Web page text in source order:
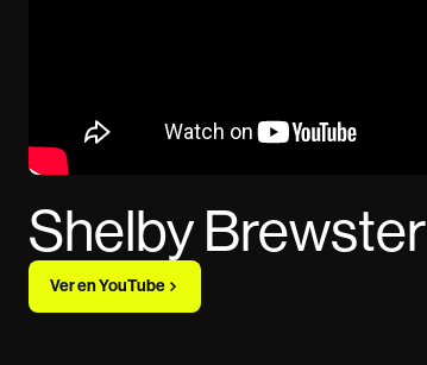
Shelby Brewster
Ver en YouTube